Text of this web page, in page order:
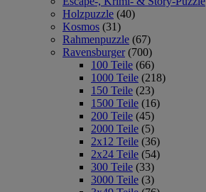
Holzpuzzle (40)
Kosmos (31)
Rahmenpuzzle (67)
Ravensburger (700)
100 Teile (66)
1000 Teile (218)
150 Teile (23)
1500 Teile (16)
200 Teile (45)
2000 Teile (5)
2x12 Teile (36)
2x24 Teile (54)
300 Teile (33)
3000 Teile (3)